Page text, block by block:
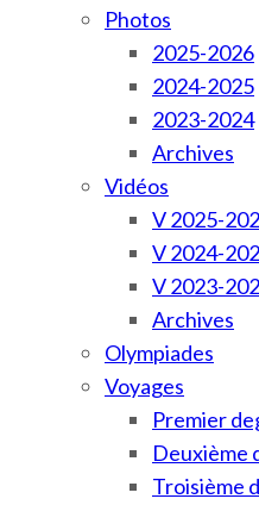
Photos
2025-2026
2024-2025
2023-2024
Archives
Vidéos
V 2025-
V 2024-
V 2023-
Archives
Olympiades
Voyages
Premier
Deuxième
Troisième